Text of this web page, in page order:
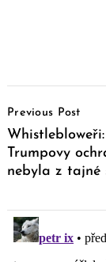
Navigation
Previous Post
Trumpovy
nebyla z tajné